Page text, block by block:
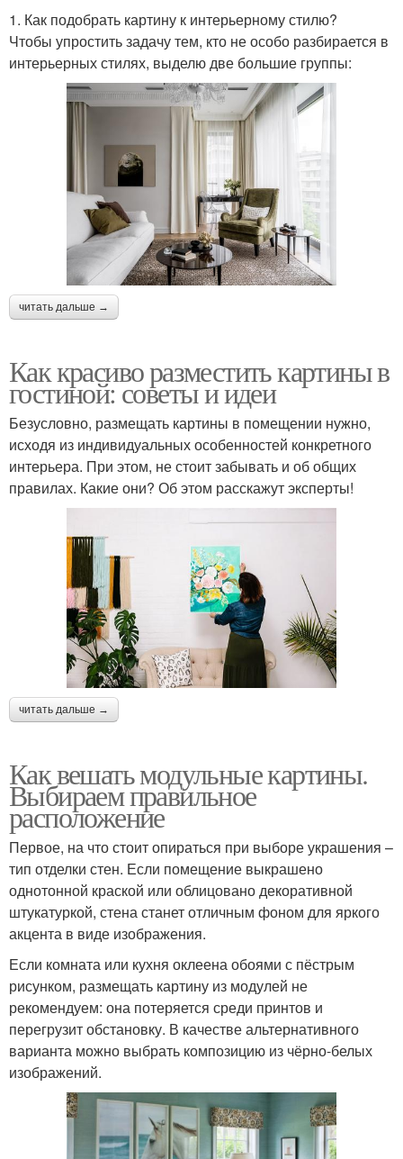
1. Как подобрать картину к интерьерному стилю?
Чтобы упростить задачу тем, кто не особо разбирается в
интерьерных стилях, выделю две большие группы:
читать дальше →
Как красиво разместить картины в
гостиной: советы и идеи
Безусловно, размещать картины в помещении нужно,
исходя из индивидуальных особенностей конкретного
интерьера. При этом, не стоит забывать и об общих
правилах. Какие они? Об этом расскажут эксперты!
читать дальше →
Как вешать модульные картины.
Выбираем правильное
расположение
Первое, на что стоит опираться при выборе украшения –
тип отделки стен. Если помещение выкрашено
однотонной краской или облицовано декоративной
штукатуркой, стена станет отличным фоном для яркого
акцента в виде изображения.
Если комната или кухня оклеена обоями с пёстрым
рисунком, размещать картину из модулей не
рекомендуем: она потеряется среди принтов и
перегрузит обстановку. В качестве альтернативного
варианта можно выбрать композицию из чёрно-белых
изображений.